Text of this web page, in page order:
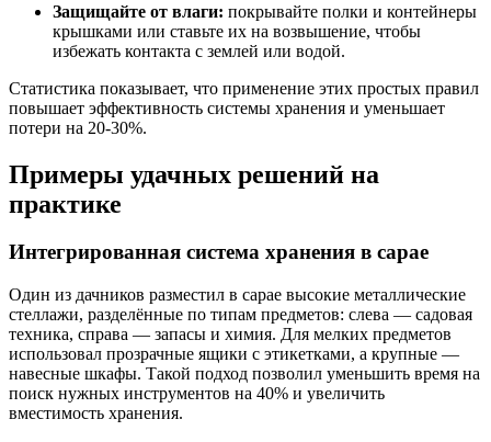
Защищайте от влаги: покрывайте полки и контейнеры
крышками или ставьте их на возвышение, чтобы
избежать контакта с землей или водой.
Статистика показывает, что применение этих простых правил
повышает эффективность системы хранения и уменьшает
потери на 20-30%.
Примеры удачных решений на
практике
Интегрированная система хранения в сарае
Один из дачников разместил в сарае высокие металлические
стеллажи, разделённые по типам предметов: слева — садовая
техника, справа — запасы и химия. Для мелких предметов
использовал прозрачные ящики с этикетками, а крупные —
навесные шкафы. Такой подход позволил уменьшить время на
поиск нужных инструментов на 40% и увеличить
вместимость хранения.